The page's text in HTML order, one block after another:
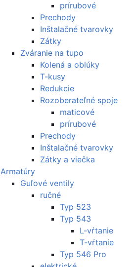
prírubové
Prechody
Inštalačné tvarovky
Zátky
Zváranie na tupo
Kolená a oblúky
T-kusy
Redukcie
Rozoberateľné spoje
maticové
prírubové
Prechody
Inštalačné tvarovky
Zátky a viečka
Armatúry
Guľové ventily
ručné
Typ 523
Typ 543
L-vŕtanie
T-vŕtanie
Typ 546 Pro